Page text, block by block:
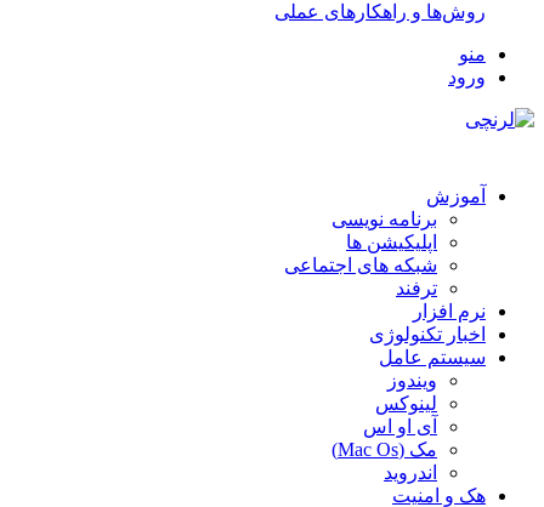
روش‌ها و راهکارهای عملی
منو
ورود
آموزش
برنامه نویسی
اپلیکیشن ها
شبکه های اجتماعی
ترفند
نرم افزار
اخبار تکنولوژی
سیستم عامل
ویندوز
لینوکس
آی او اس
مک (Mac Os)
اندروید
هک و امنیت